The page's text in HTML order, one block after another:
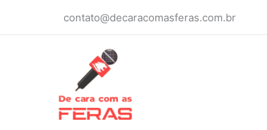
contato@decaracomasferas.com.br